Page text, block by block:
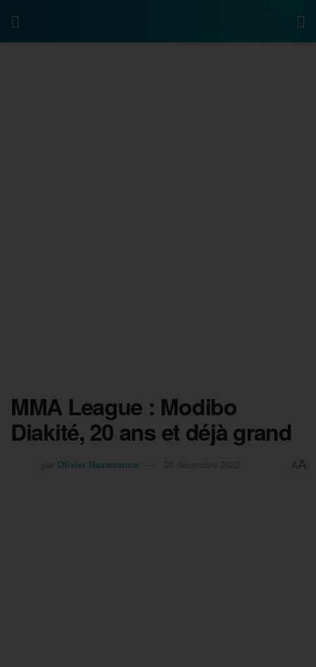
MMA League : Modibo
Diakité, 20 ans et déjà grand
Olivier Navarranne AA